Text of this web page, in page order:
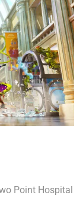
Point Hospital